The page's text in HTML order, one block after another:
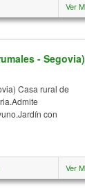
Ver
- Segovia)
Casa rural de
con
Ver